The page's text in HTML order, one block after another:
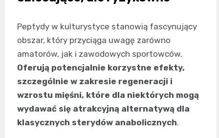
Peptydy w kulturystyce stanowią fascynujący
obszar, który przyciąga uwagę zarówno
amatorów, jak i zawodowych sportowców.
Oferują potencjalnie korzystne efekty,
szczególnie w zakresie regeneracji i
wzrostu mięśni, które dla niektórych mogą
wydawać się atrakcyjną alternatywą dla
klasycznych sterydów anabolicznych.